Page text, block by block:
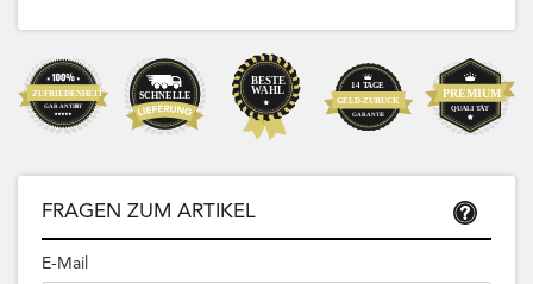
FRAGEN ZUM ARTIKEL
E-Mail